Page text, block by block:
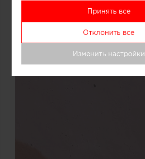
Принять все
Отклонить все
Изменить настройки